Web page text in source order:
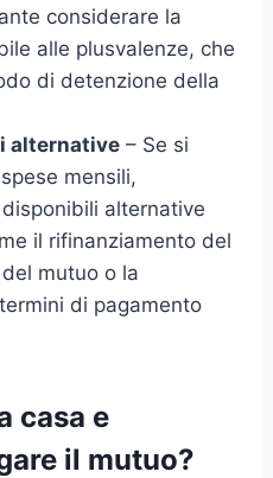
considerare la
alle plusvalenze, che
di detenzione della
alternative – Se si
mensili,
alternative
il rifinanziamento del
mutuo o la
di pagamento
casa e
il mutuo?